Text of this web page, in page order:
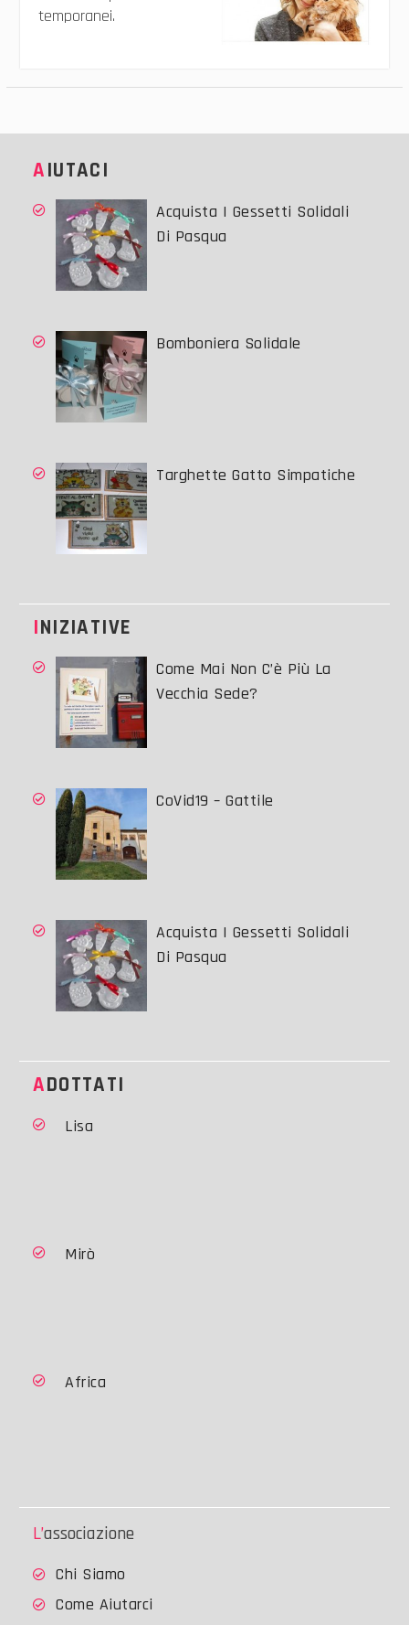
temporanei.
AIUTACI
Acquista I Gessetti Solidali
Di Pasqua
Bomboniera Solidale
Targhette Gatto Simpatiche
INIZIATIVE
Come Mai Non C’è Più La
Vecchia Sede?
CoVid19 – Gattile
Acquista I Gessetti Solidali
Di Pasqua
ADOTTATI
Lisa
Mirò
Africa
L’associazione
Chi Siamo
Come Aiutarci